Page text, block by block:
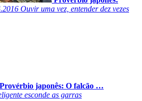
Ouvir uma vez, entender dez vezes
Provérbio japonês: O falcão …
esconde as garras